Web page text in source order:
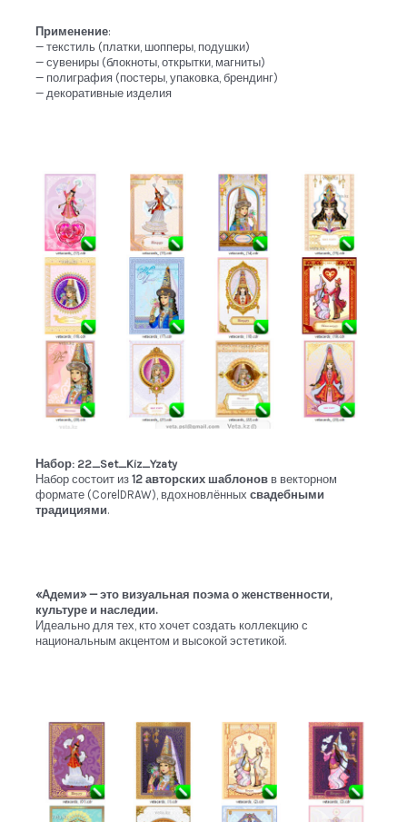
Применение:
— текстиль (платки, шопперы, подушки)
— сувениры (блокноты, открытки, магниты)
— полиграфия (постеры, упаковка, брендинг)
— декоративные изделия
Набор: 22_Set_Kiz_Yzaty
Набор состоит из12 авторских шаблонов в векторном
формате (CorelDRAW), вдохновлённыхсвадебными
традициями.
«Адеми» — это визуальная поэма о женственности,
культуре и наследии.
Идеально для тех, кто хочет создать коллекцию с
национальным акцентом и высокой эстетикой.